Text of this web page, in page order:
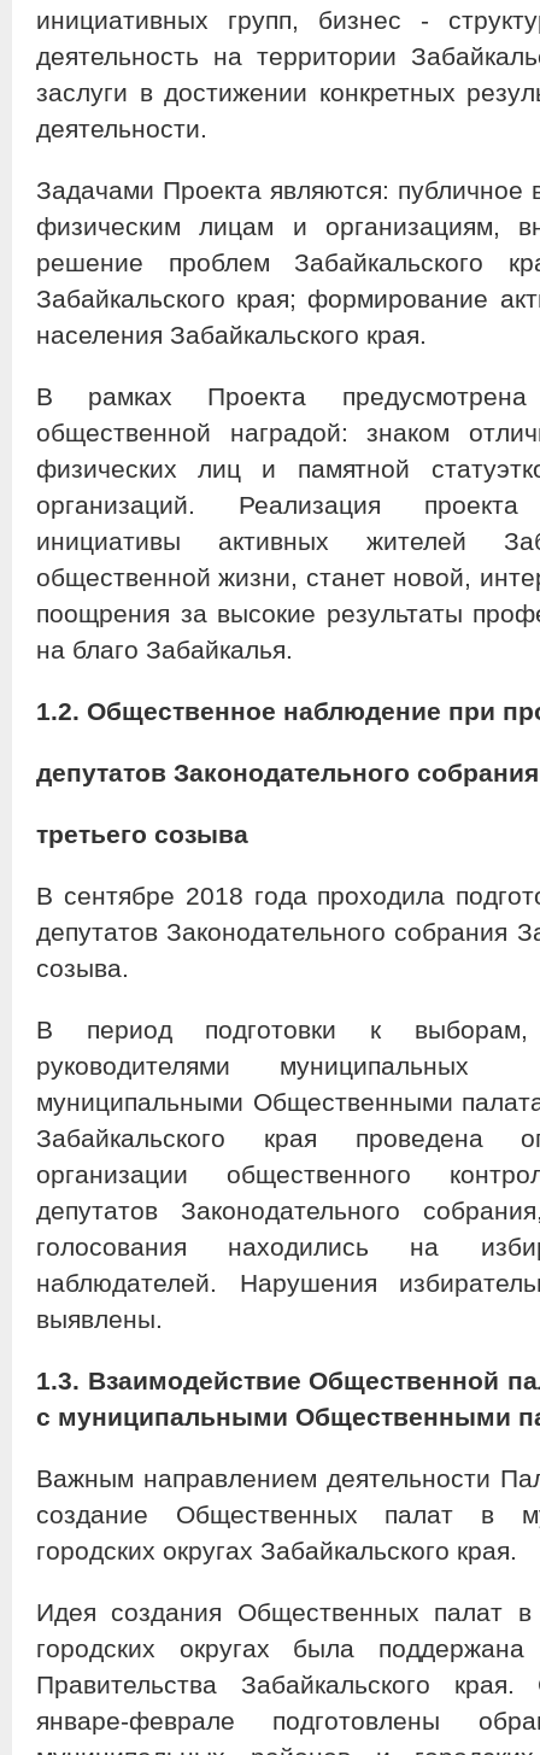
инициативных групп, бизнес -
деятельность на территории
заслуги в достижении конкретных
деятельности.
Задачами Проекта являются: публичное
физическим лицам и организациям,
решение проблем Забайкальского
Забайкальского края; формирование
населения Забайкальского края.
В рамках Проекта предусмотрена
общественной наградой: знаком
физических лиц и памятной
организаций. Реализация
инициативы активных жителей
общественной жизни, станет новой,
поощрения за высокие результаты
на благо Забайкалья.
1.2. Общественное наблюдение при
депутатов Законодательного
третьего созыва
В сентябре 2018 года проходила
депутатов Законодательного собрания
созыва.
В период подготовки к
руководителями
муниципальными Общественными
Забайкальского края проведена
организации общественного
депутатов Законодательного
голосования находились на
наблюдателей. Нарушения
выявлены.
1.3. Взаимодействие Общественной
с муниципальными Общественными
Важным направлением деятельности
создание Общественных палат в
городских округах Забайкальского края.
Идея создания Общественных палат
городских округах была
Правительства Забайкальского
январе-феврале подготовлены